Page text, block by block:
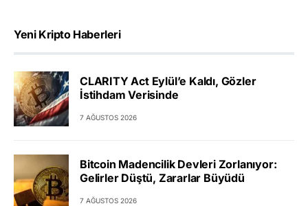
Yeni Kripto Haberleri
CLARITY Act Eylül’e Kaldı, Gözler
İstihdam Verisinde
7 AĞUSTOS 2026
Bitcoin Madencilik Devleri Zorlanıyor:
Gelirler Düştü, Zararlar Büyüdü
7 AĞUSTOS 2026